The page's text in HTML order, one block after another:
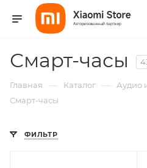
Смарт-часы
Главная — Каталог — Аудио
Смарт-часы
ФИЛЬТР